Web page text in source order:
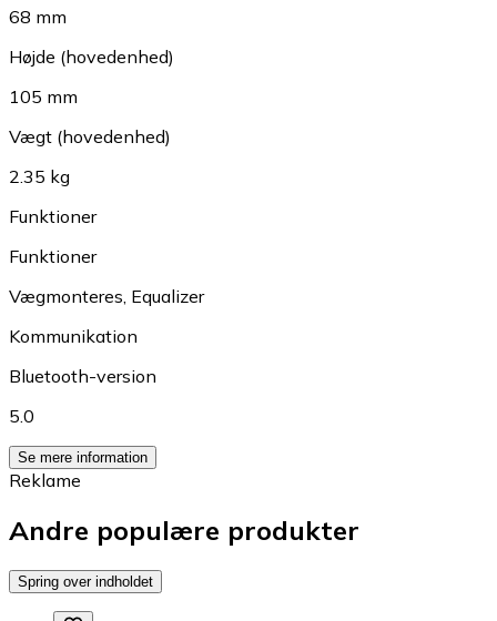
68 mm
Højde (hovedenhed)
105 mm
Vægt (hovedenhed)
2.35 kg
Funktioner
Funktioner
Vægmonteres Equalizer
Kommunikation
Bluetooth-version
5.0
Se mere information
Reklame
Andre populære produkter
Spring over indholdet